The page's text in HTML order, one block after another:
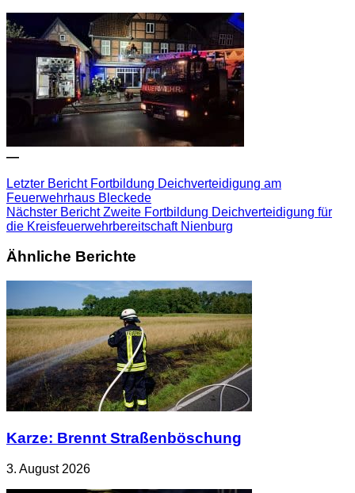
—
Letzter BerichtFortbildung Deichverteidigung am
Feuerwehrhaus Bleckede
Nächster BerichtZweite Fortbildung Deichverteidigung für
die Kreisfeuerwehrbereitschaft Nienburg
Ähnliche Berichte
Karze: Brennt Straßenböschung
3. August 2026